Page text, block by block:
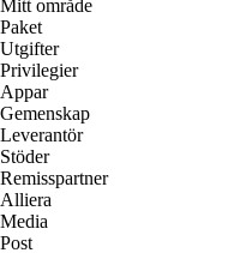
Mitt område
Paket
Utgifter
Privilegier
Appar
Gemenskap
Leverantör
Stöder
Remisspartner
Alliera
Media
Post